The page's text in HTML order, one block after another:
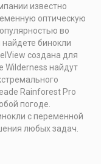
известно
оптическую
во
бинокли
создана для
Wilderness найдут
Rainforest Pro
погоде.
с переменной
любых задач.